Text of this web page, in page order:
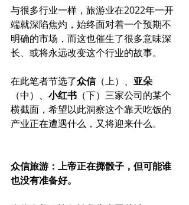
与很多行业一样，旅游业在2022年一开
端就深陷焦灼，始终面对着一个预期不
明确的市场，而这也催生了很多意味深
长、或将永远改变这个行业的故事。
在此笔者节选了众信（上）、 亚朵
（中）、 小红书 （下）三家公司的某个
横截面，希望以此洞察这个靠天吃饭的
产业正在遭遇什么，又将迎来什么。
众信旅游：上帝正在掷骰子，但可能谁
也没有准备好。